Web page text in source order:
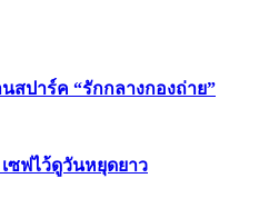
สปาร์ค “รักกลางกองถ่าย”
เซฟไว้ดูวันหยุดยาว